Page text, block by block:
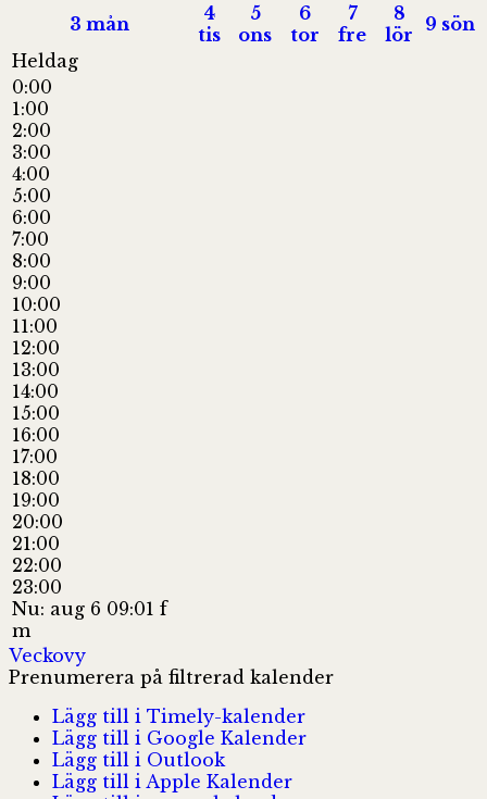
3 mån
4
tis
5
ons
6
tor
7
fre
8
lör
9 sön
Heldag
0:00
1:00
2:00
3:00
4:00
5:00
6:00
7:00
8:00
9:00
10:00
11:00
12:00
13:00
14:00
15:00
16:00
17:00
18:00
19:00
20:00
21:00
22:00
23:00
Nu: aug 6 09:01 f
m
Veckovy
Prenumerera på filtrerad kalender
Lägg till i Timely-kalender
Lägg till i Google Kalender
Lägg till i Outlook
Lägg till i Apple Kalender